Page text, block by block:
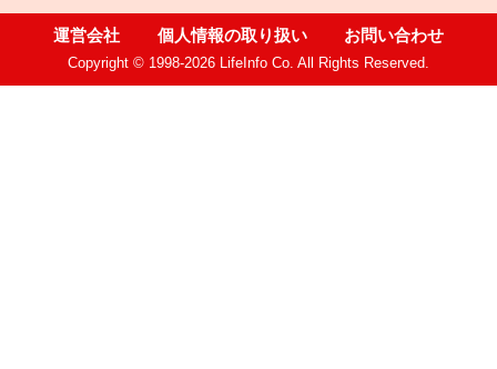
運営会社 個人情報の取り扱い お問い合わせ
Copyright © 1998-2026 LifeInfo Co. All Rights Reserved.